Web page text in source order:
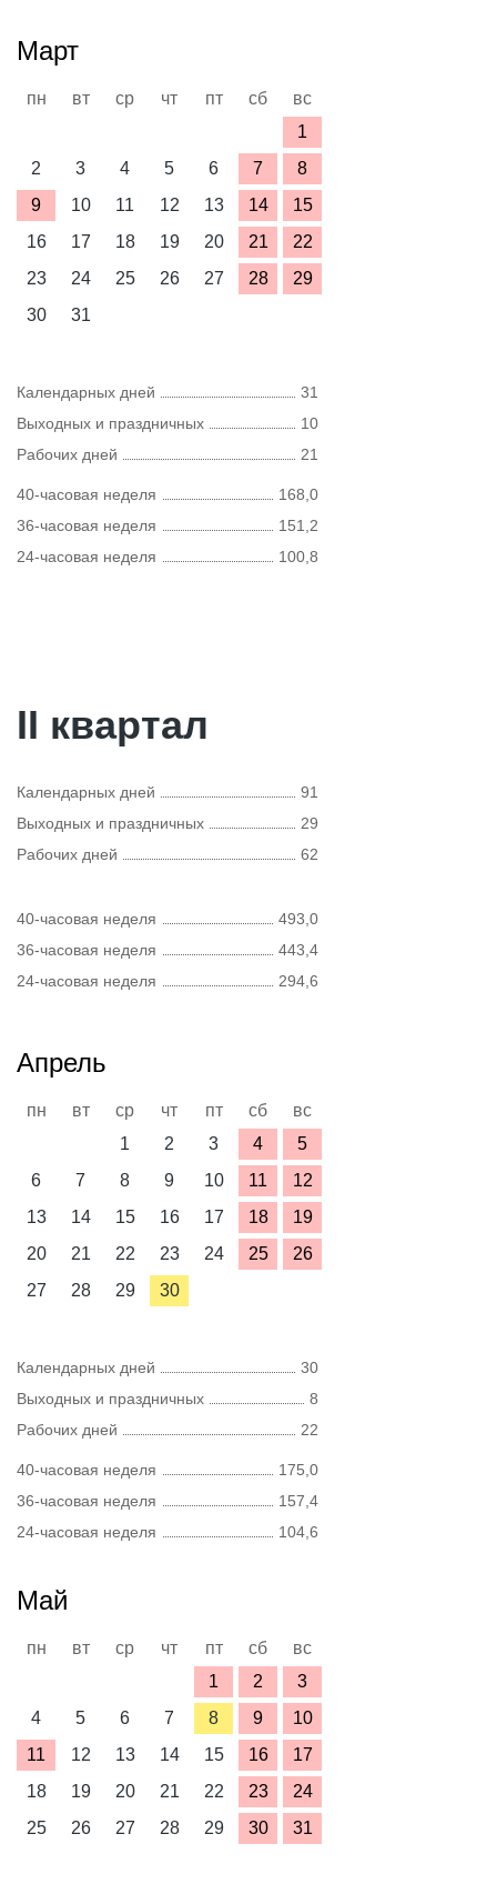
Март
пн вт ср чт пт сб
вс
1
2
3 4 5 6 7
8
9
10 11 12 13 14
15
16
17 18 19 20 21
22
23
24 25 26 27 28
29
30
31
Календарных дней
31
Выходных и праздничных
10
Рабочих дней
21
40-часовая неделя
168,0
36-часовая неделя
151,2
24-часовая неделя
100,8
II квартал
Календарных дней
91
Выходных и праздничных
29
Рабочих дней
62
40-часовая неделя
493,0
36-часовая неделя
443,4
24-часовая неделя
294,6
Апрель
пн вт ср чт пт сб
вс
1
2 3 4
5
6
7 8 9 10 11
12
13
14 15 16 17 18
19
20
21 22 23 24 25
26
27
28 29 30
Календарных дней
30
Выходных и праздничных
8
Рабочих дней
22
40-часовая неделя
175,0
36-часовая неделя
157,4
24-часовая неделя
104,6
Май
пн вт ср чт пт сб
вс
1
2
3
4
5 6 7 8 9
10
11
12 13 14 15 16
17
18
19 20 21 22 23
24
25
26 27 28 29 30 31